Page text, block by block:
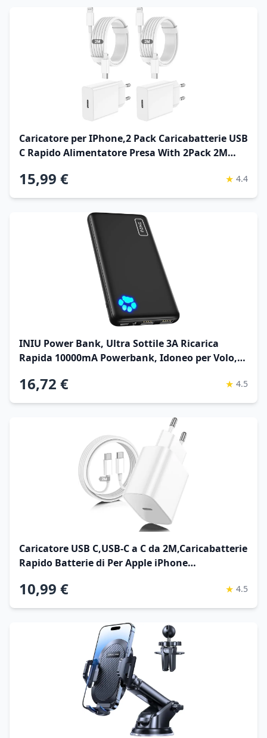
Caricatore per IPhone,2 Pack Caricabatterie USB
C Rapido Alimentatore Presa With 2Pack 2M
14/13/12/11/Pro/Pro
Max/XS/XR/X/SE/iPad/Adattatore
Caricabatteria Veloce
15,99 € ★ 4.4
INIU Power Bank, Ultra Sottile 3A Ricarica
Rapida 10000mA Powerbank, Idoneo per Volo,
per iPhone 17 16 15 Pro Max, Samsung S25,
Huawei, iPad Pro etc
16,72 € ★ 4.5
Caricatore USB C,USB-C a C da 2M,Caricabatterie
Rapido Batterie di Per Apple iPhone
S25/S24,Per iPad/Pro/Min,Tipo C Cavetto
Ricarica Charger Adattatore
10,99 € ★ 4.5